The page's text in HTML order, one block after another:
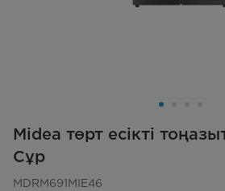
Midea төрт есікті
Сұр
MDRM691MIE46